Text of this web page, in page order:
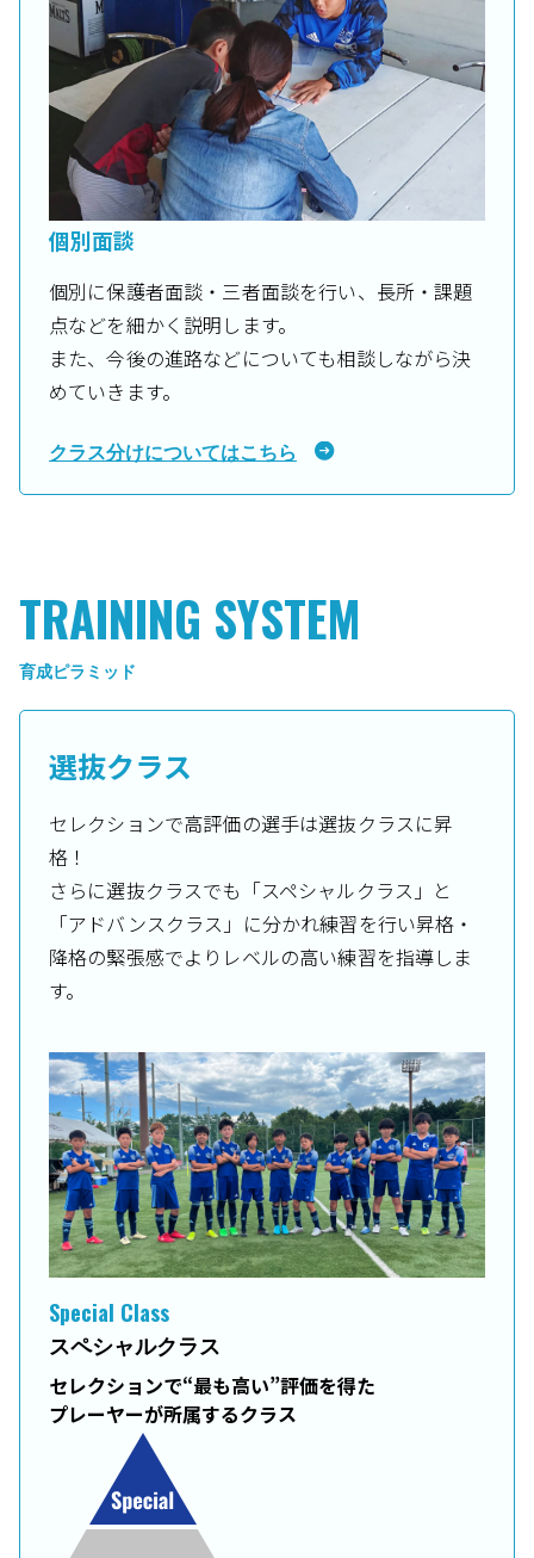
個別面談
個別に保護者面談・三者面談を行い、長所・課題
点などを細かく説明します。
また、今後の進路などについても相談しながら決
めていきます。
クラス分けについてはこちら
TRAINING SYSTEM
育成ピラミッド
選抜クラス
セレクションで高評価の選手は選抜クラスに昇
格！
さらに選抜クラスでも「スペシャルクラス」と
「アドバンスクラス」に分かれ練習を行い昇格・
降格の緊張感でよりレベルの高い練習を指導しま
す。
Special Class
スペシャルクラス
セレクションで“最も高い”評価を得た
プレーヤーが所属するクラス